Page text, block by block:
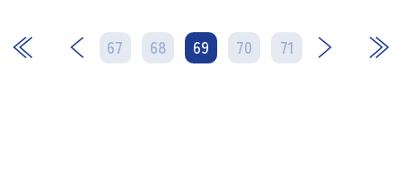
67 68 69 70 71
次 最後